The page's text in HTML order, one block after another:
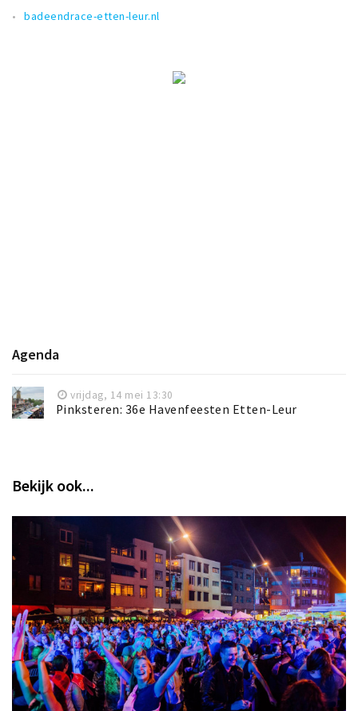
badeendrace-etten-leur.nl
Agenda
vrijdag, 14 mei 13:30
Pinksteren: 36e Havenfeesten Etten-Leur
Bekijk ook...